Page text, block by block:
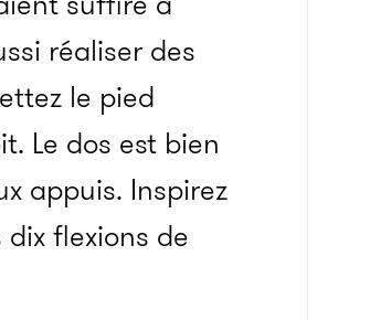
réaliser des
le pied
Le dos est bien
appuis. Inspirez
flexions de